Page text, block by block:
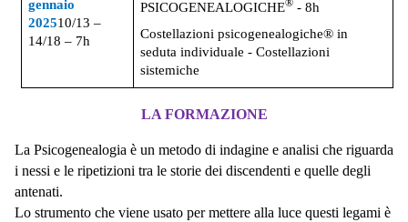
gennaio
202510/13 –
14/18 – 7h
PSICOGENEALOGICHE® - 8h
Costellazioni psicogenealogiche® in
seduta individuale - Costellazioni
sistemiche
LA FORMAZIONE
La Psicogenealogia è un metodo di indagine e analisi che riguarda
i nessi e le ripetizioni tra le storie dei discendenti e quelle degli
antenati.
Lo strumento che viene usato per mettere alla luce questi legami è